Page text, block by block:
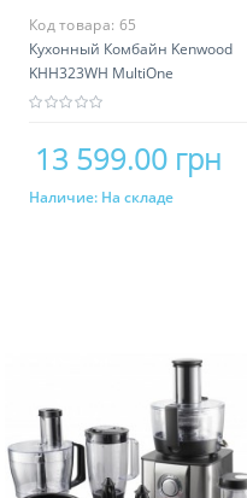
Код товара: 65
Кухонный Комбайн Kenwood
KHH323WH MultiOne
13 599.00 грн
Купить
Наличие: На складе